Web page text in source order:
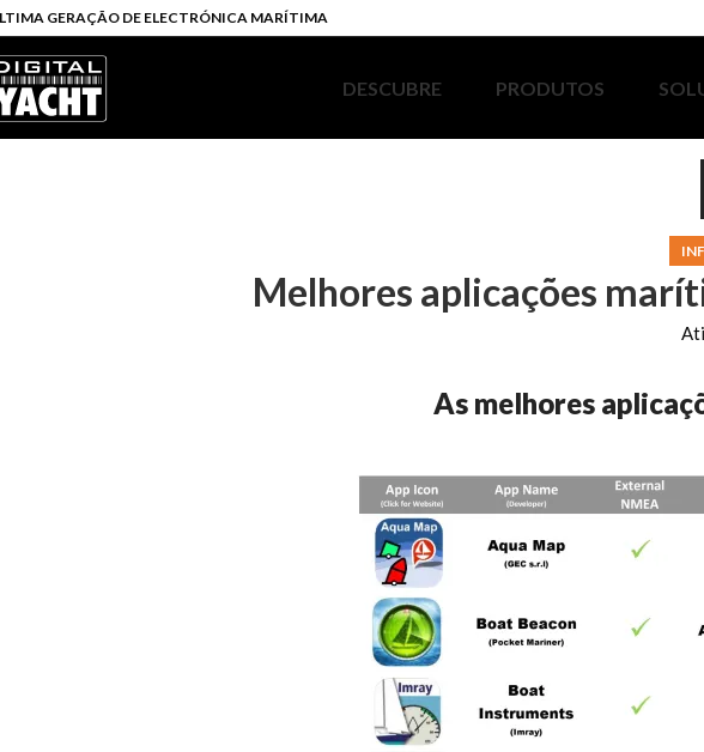
GERAÇÃO DE ELECTRÓNICA MARÍTIMA
DESCUBRE PRODUTOS
Melhores aplicações
As melhores